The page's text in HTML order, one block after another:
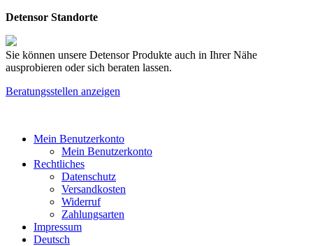
Detensor Standorte
Sie können unsere Detensor Produkte auch in Ihrer Nähe
ausprobieren oder sich beraten lassen.
Beratungsstellen anzeigen
Mein Benutzerkonto
Mein Benutzerkonto
Rechtliches
Datenschutz
Versandkosten
Widerruf
Zahlungsarten
Impressum
Deutsch